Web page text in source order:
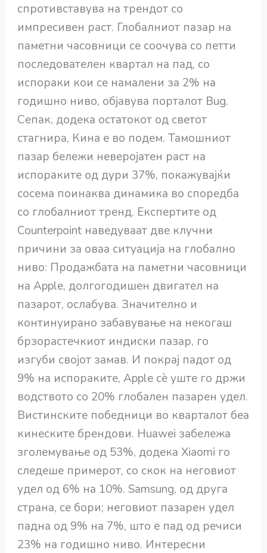
спротивставува на трендот со
импресивен раст. Глобалниот пазар на
паметни часовници се соочува со петти
последователен квартал на пад, со
испораки кои се намалени за 2% на
годишно ниво, објавува порталот Bug.
Сепак, додека остатокот од светот
стагнира, Кина е во подем. Тамошниот
пазар бележи неверојатен раст на
испораките од дури 37%, покажувајќи
сосема поинаква динамика во споредба
со глобалниот тренд. Експертите од
Counterpoint наведуваат две клучни
причини за оваа ситуација на глобално
ниво: Продажбата на паметни часовници
на Apple, долгогодишен двигател на
пазарот, ослабува. Значително и
континуирано забавување на некогаш
брзорастечкиот индиски пазар, го
изгуби својот замав. И покрај падот од
9% на испораките, Apple сè уште го држи
водството со 20% глобален пазарен удел.
Вистинските победници во кварталот беа
кинеските брендови. Huawei забележа
зголемување од 53%, додека Xiaomi го
следеше примерот, со скок на неговиот
удел од 6% на 10%. Samsung, од друга
страна, се бори; неговиот пазарен удел
падна од 9% на 7%, што е пад од речиси
23% на годишно ниво. Интересни